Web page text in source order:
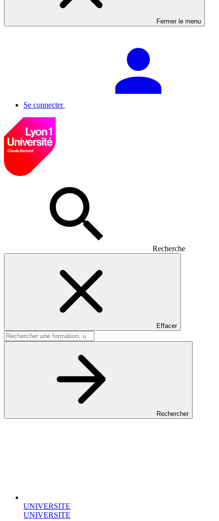
Fermer le menu
Se connecter
Recherche
Effacer
Rechercher
UNIVERSITE
UNIVERSITE